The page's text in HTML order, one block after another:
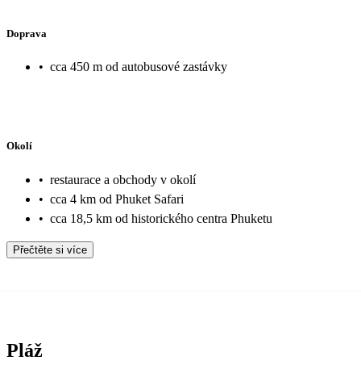
Doprava
• cca 450 m od autobusové zastávky
Okolí
• restaurace a obchody v okolí
• cca 4 km od Phuket Safari
• cca 18,5 km od historického centra Phuketu
Přečtěte si více
Pláž